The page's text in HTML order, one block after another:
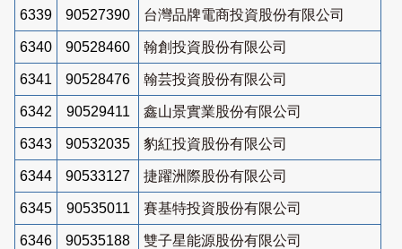
6339 90527390 台灣品牌電商投資股份有限公司
6340 90528460 翰創投資股份有限公司
6341 90528476 翰芸投資股份有限公司
6342 90529411 鑫山景實業股份有限公司
6343 90532035 豹紅投資股份有限公司
6344 90533127 捷躍洲際股份有限公司
6345 90535011 賽基特投資股份有限公司
6346 90535188 雙子星能源股份有限公司